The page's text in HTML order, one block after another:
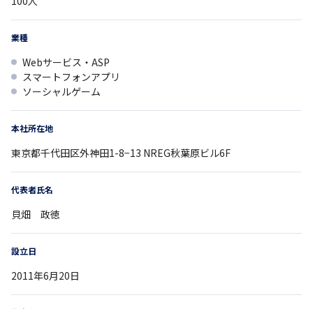
業種
Webサービス・ASP
スマートフォンアプリ
ソーシャルゲーム
本社所在地
東京都千代田区外神田1-8−13 NREG秋葉原ビル6F
代表者氏名
貝畑 政徳
設立日
2011年6月20日